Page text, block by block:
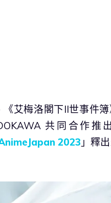
艾梅洛閣下II世事件
共同合作推
2023 」釋